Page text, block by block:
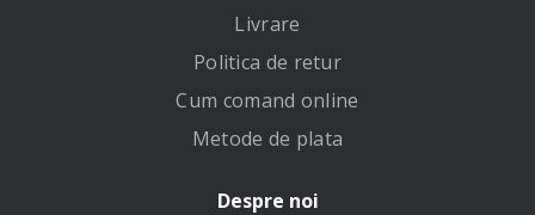
Livrare
Politica de retur
Cum comand online
Metode de plata
Despre noi